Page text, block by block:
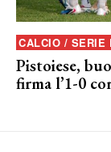
CALCIO / SERIE
Pistoiese,
firma l’1-0